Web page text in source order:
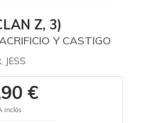
Z, 3)
Y CASTIGO
JESS
€
inclós